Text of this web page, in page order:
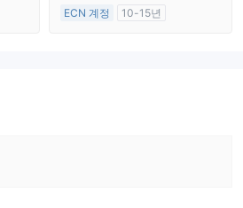
ECN 계정
10-15년